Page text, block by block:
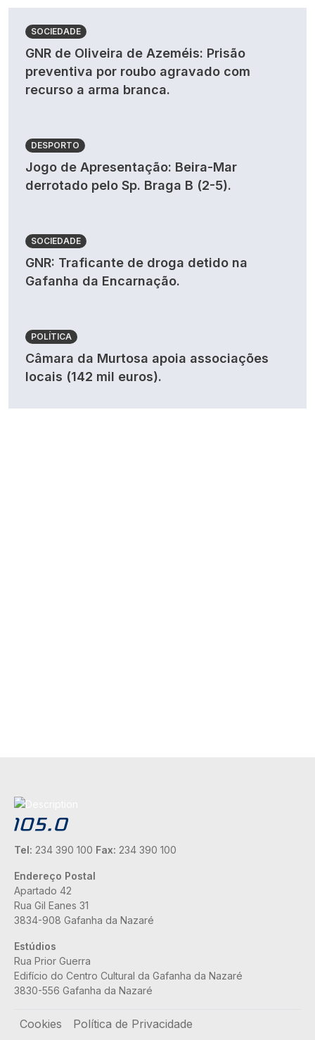
SOCIEDADE
GNR de Oliveira de Azeméis: Prisão
preventiva por roubo agravado com
recurso a arma branca.
DESPORTO
Jogo de Apresentação: Beira-Mar
derrotado pelo Sp. Braga B (2-5).
SOCIEDADE
GNR: Traficante de droga detido na
Gafanha da Encarnação.
POLÍTICA
Câmara da Murtosa apoia associações
locais (142 mil euros).
Tel: 234 390 100 Fax: 234 390 100
Endereço Postal
Apartado 42
Rua Gil Eanes 31
3834-908 Gafanha da Nazaré
Estúdios
Rua Prior Guerra
Edifício do Centro Cultural da Gafanha da Nazaré
3830-556 Gafanha da Nazaré
Rodapé
Cookies Política de Privacidade